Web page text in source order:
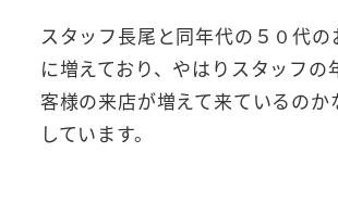
スタッフ長尾と同年代の５０代
に増えており、やはりスタッフの
客様の来店が増えて来ているのか
しています。